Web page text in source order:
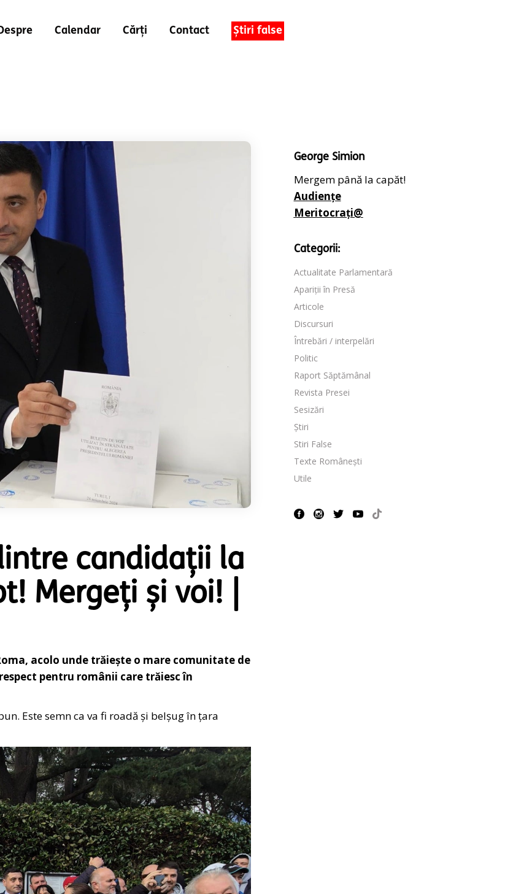
Despre Calendar Cărți Contact Știri false
candidații la
Mergeți și voi! |
acolo unde trăiește o mare comunitate de
pentru românii care trăiesc în
Este semn ca va fi roadă și belșug în țara
George Simion
Mergem până la capăt!
Audiențe
Meritocrați@
Categorii:
Actualitate Parlamentară
Apariții în Presă
Articole
Discursuri
Întrebări / interpelări
Politic
Raport Săptămânal
Revista Presei
Sesizări
Știri
Stiri False
Texte Românești
Utile